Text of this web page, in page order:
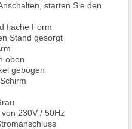
starten Sie den
flache Form
Stand gesorgt
oben
gebogen
230V / 50Hz